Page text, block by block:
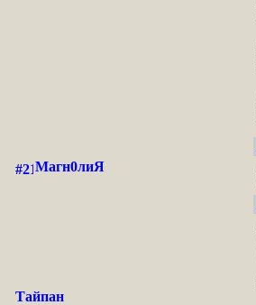
Магн0лиЯ
Тайпан